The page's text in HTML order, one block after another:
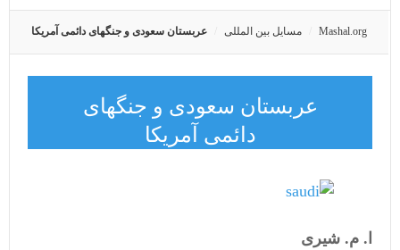
Mashal.org مسایل بین المللی عربستان سعودی و جنگهای دائمی آمریکا
عربستان سعودی و جنگهای
دائمی آمریکا
ا. م. شیری